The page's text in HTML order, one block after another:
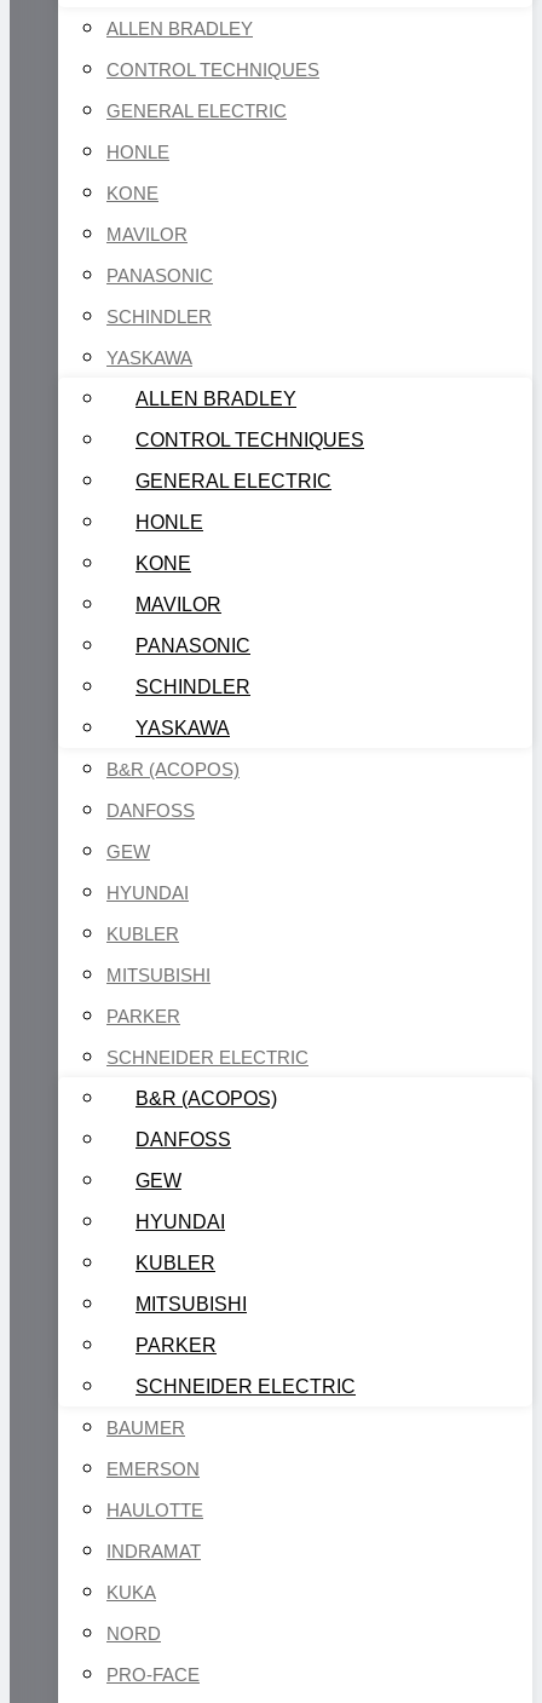
ALLEN BRADLEY
CONTROL TECHNIQUES
GENERAL ELECTRIC
HONLE
KONE
MAVILOR
PANASONIC
SCHINDLER
YASKAWA
ALLEN BRADLEY
CONTROL TECHNIQUES
GENERAL ELECTRIC
HONLE
KONE
MAVILOR
PANASONIC
SCHINDLER
YASKAWA
B&R (ACOPOS)
DANFOSS
GEW
HYUNDAI
KUBLER
MITSUBISHI
PARKER
SCHNEIDER ELECTRIC
B&R (ACOPOS)
DANFOSS
GEW
HYUNDAI
KUBLER
MITSUBISHI
PARKER
SCHNEIDER ELECTRIC
BAUMER
EMERSON
HAULOTTE
INDRAMAT
KUKA
NORD
PRO-FACE